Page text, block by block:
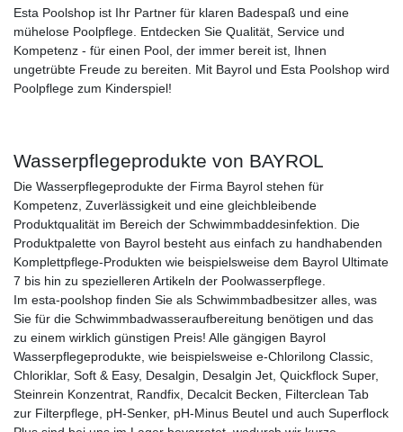
Esta Poolshop ist Ihr Partner für klaren Badespaß und eine
mühelose Poolpflege. Entdecken Sie Qualität, Service und
Kompetenz - für einen Pool, der immer bereit ist, Ihnen
ungetrübte Freude zu bereiten. Mit Bayrol und Esta Poolshop wird
Poolpflege zum Kinderspiel!
Wasserpflegeprodukte von BAYROL
Die Wasserpflegeprodukte der Firma Bayrol stehen für
Kompetenz, Zuverlässigkeit und eine gleichbleibende
Produktqualität im Bereich der Schwimmbaddesinfektion. Die
Produktpalette von Bayrol besteht aus einfach zu handhabenden
Komplettpflege-Produkten wie beispielsweise dem Bayrol Ultimate
7 bis hin zu spezielleren Artikeln der Poolwasserpflege.
Im esta-poolshop finden Sie als Schwimmbadbesitzer alles, was
Sie für die Schwimmbadwasseraufbereitung benötigen und das
zu einem wirklich günstigen Preis! Alle gängigen Bayrol
Wasserpflegeprodukte, wie beispielsweise e-Chlorilong Classic,
Chloriklar, Soft & Easy, Desalgin, Desalgin Jet, Quickflock Super,
Steinrein Konzentrat, Randfix, Decalcit Becken, Filterclean Tab
zur Filterpflege, pH-Senker, pH-Minus Beutel und auch Superflock